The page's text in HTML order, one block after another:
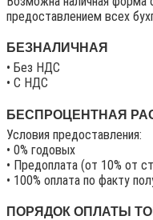
предоставлением всех
БЕЗНАЛИЧНАЯ
• Без НДС
• C НДС
БЕСПРОЦЕНТНАЯ
Условия предоставления:
• 0% годовых
• Предоплата (от 10% от
• 100% оплата по факту
ПОРЯДОК ОПЛАТЫ